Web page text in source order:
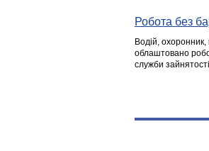
Робота без
Водій,
облаштовано
служби